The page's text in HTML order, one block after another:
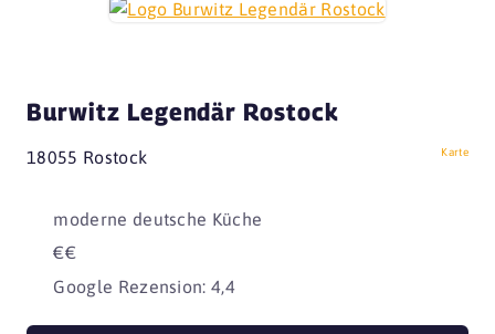
Burwitz Legendär Rostock
18055 Rostock Karte
moderne deutsche Küche
€€
Google Rezension: 4,4